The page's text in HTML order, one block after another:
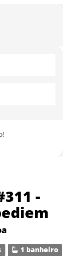
-
1 banheiro